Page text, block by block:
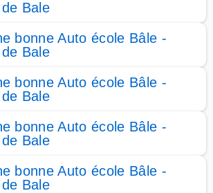
Bale
bonne Auto école Bâle -
Bale
bonne Auto école Bâle -
Bale
bonne Auto école Bâle -
Bale
bonne Auto école Bâle -
Bale